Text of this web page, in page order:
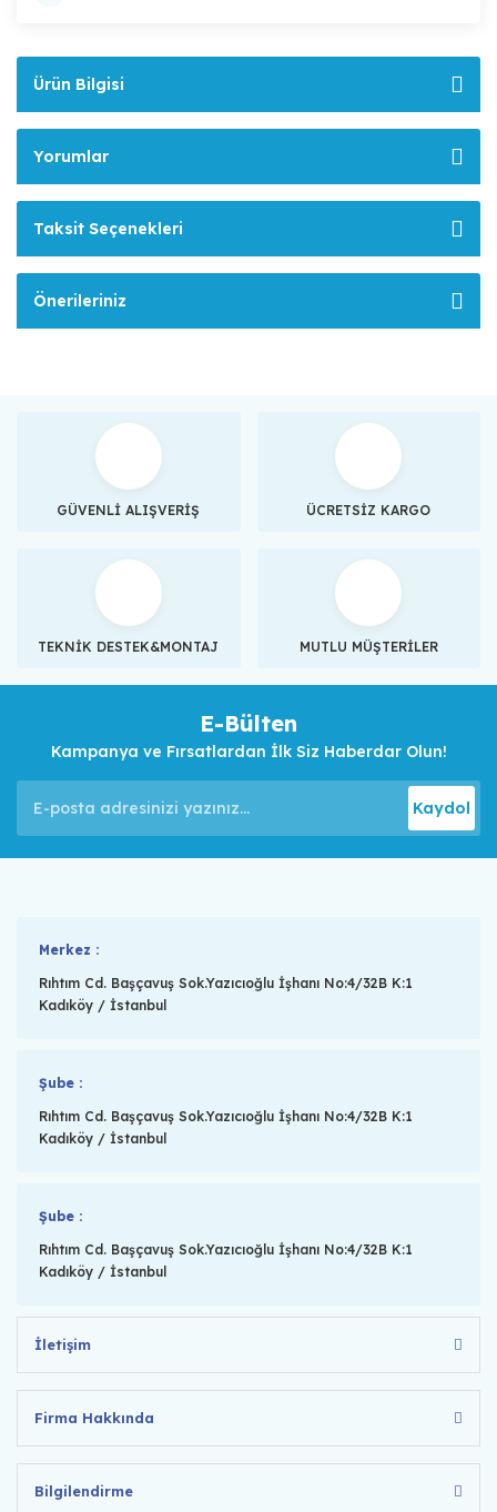
Ürün Bilgisi
Yorumlar
Taksit Seçenekleri
Önerileriniz
GÜVENLİ ALIŞVERİŞ ÜCRETSİZ KARGO
TEKNİK DESTEK&MONTAJ MUTLU MÜŞTERİLER
E-Bülten
Kampanya ve Fırsatlardan İlk Siz Haberdar Olun!
Kaydol
Merkez :
Rıhtım Cd. Başçavuş Sok.Yazıcıoğlu İşhanı No:4/32B K:1
Kadıköy / İstanbul
Şube :
Rıhtım Cd. Başçavuş Sok.Yazıcıoğlu İşhanı No:4/32B K:1
Kadıköy / İstanbul
Şube :
Rıhtım Cd. Başçavuş Sok.Yazıcıoğlu İşhanı No:4/32B K:1
Kadıköy / İstanbul
İletişim
Firma Hakkında
Bilgilendirme